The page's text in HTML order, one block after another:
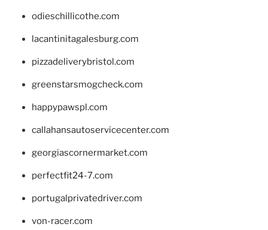
odieschillicothe.com
lacantinitagalesburg.com
pizzadeliverybristol.com
greenstarsmogcheck.com
happypawspl.com
callahansautoservicecenter.com
georgiascornermarket.com
perfectfit24-7.com
portugalprivatedriver.com
von-racer.com